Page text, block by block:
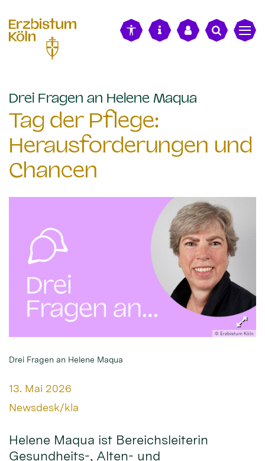
Drei Fragen an Helene Maqua
Tag der Pflege:
Herausforderungen und
Chancen
© Erzbistum Köln
Drei Fragen an Helene Maqua
Datum:
13. Mai 2026
Von:
Newsdesk/kla
Helene Maqua ist Bereichsleiterin
Gesundheits-, Alten- und